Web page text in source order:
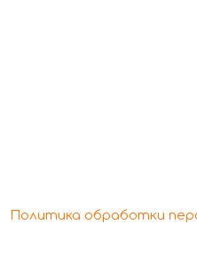
Политика обработки